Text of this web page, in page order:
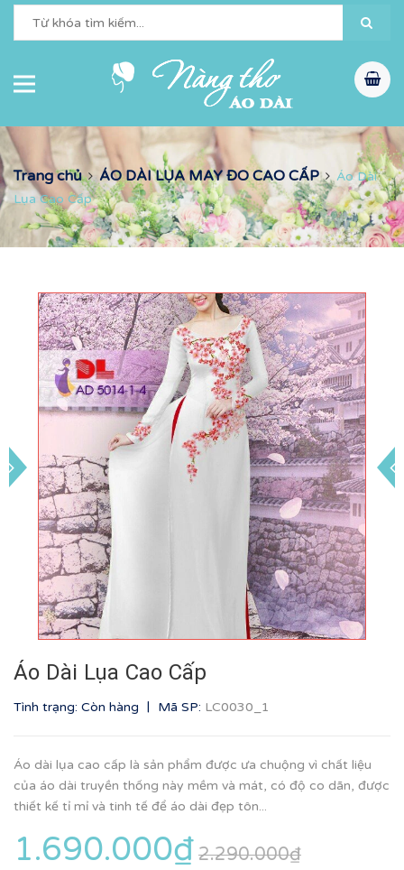
Trang chủ ÁO DÀI LỤA MAY ĐO CAO CẤP
Áo Dài
Lụa Cao Cấp
Áo Dài Lụa Cao Cấp
Tình trạng: Còn hàng | Mã SP: LC0030_1
Áo dài lụa cao cấp là sản phẩm được ưa chuộng vì chất liệu
của áo dài truyền thống này mềm và mát, có độ co dãn, được
thiết kế tỉ mỉ và tinh tế để áo dài đẹp tôn...
1.690.000₫ 2.290.000₫